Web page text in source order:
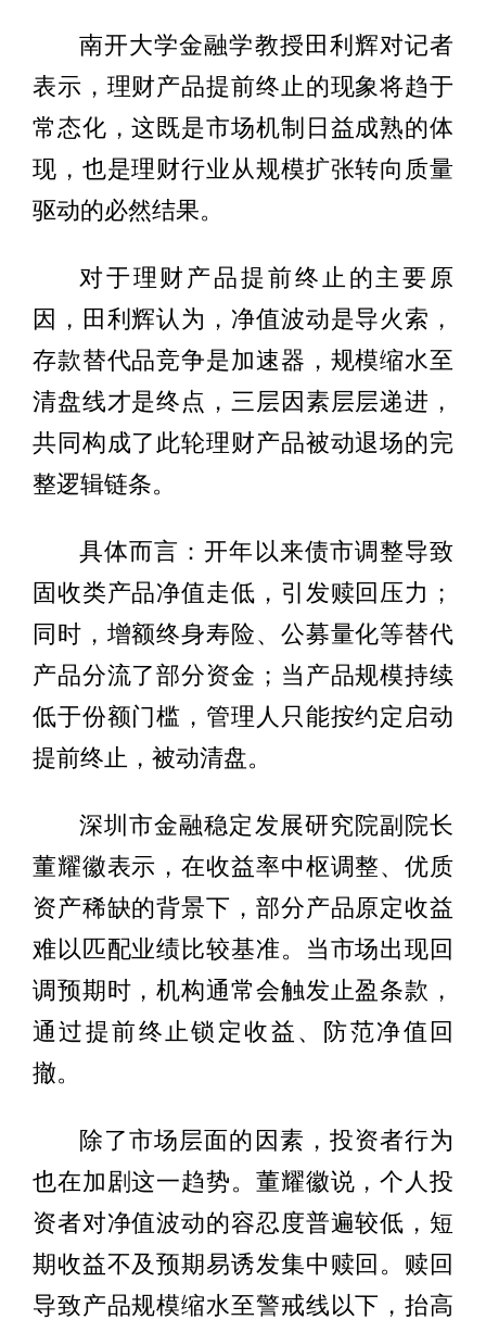
南开大学金融学教授田利辉对记者
表示，理财产品提前终止的现象将趋于
常态化，这既是市场机制日益成熟的体
现，也是理财行业从规模扩张转向质量
驱动的必然结果。
对于理财产品提前终止的主要原
因，田利辉认为，净值波动是导火索，
存款替代品竞争是加速器，规模缩水至
清盘线才是终点，三层因素层层递进，
共同构成了此轮理财产品被动退场的完
整逻辑链条。
具体而言：开年以来债市调整导致
固收类产品净值走低，引发赎回压力；
同时，增额终身寿险、公募量化等替代
产品分流了部分资金；当产品规模持续
低于份额门槛，管理人只能按约定启动
提前终止，被动清盘。
深圳市金融稳定发展研究院副院长
董耀徽表示，在收益率中枢调整、优质
资产稀缺的背景下，部分产品原定收益
难以匹配业绩比较基准。当市场出现回
调预期时，机构通常会触发止盈条款，
通过提前终止锁定收益、防范净值回
撤。
除了市场层面的因素，投资者行为
也在加剧这一趋势。董耀徽说，个人投
资者对净值波动的容忍度普遍较低，短
期收益不及预期易诱发集中赎回。赎回
导致产品规模缩水至警戒线以下，抬高